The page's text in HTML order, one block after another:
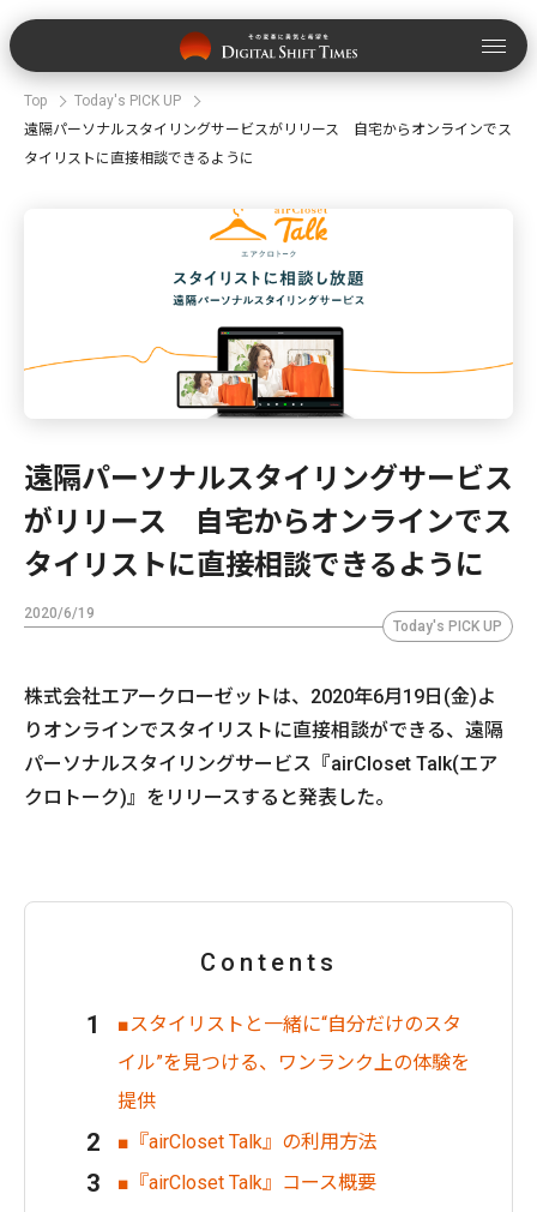
Top
Today's PICK UP
遠隔パーソナルスタイリングサービスがリリース 自宅からオンラインでス
タイリストに直接相談できるように
遠隔パーソナルスタイリングサービス
がリリース 自宅からオンラインでス
タイリストに直接相談できるように
2020/6/19
Today's PICK UP
株式会社エアークローゼットは、2020年6月19日(金)よ
りオンラインでスタイリストに直接相談ができる、遠隔
パーソナルスタイリングサービス『airCloset Talk(エア
クロトーク)』をリリースすると発表した。
Contents
■スタイリストと一緒に“自分だけのスタ
イル”を見つける、ワンランク上の体験を
提供
■『airCloset Talk』の利用方法
■『airCloset Talk』コース概要